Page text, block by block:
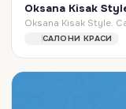
Oksana Kisak
САЛОНИ КРАСИ